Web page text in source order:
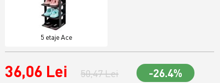
5 etaje Ace
36,06 Lei 50,47 Lei -26.4%